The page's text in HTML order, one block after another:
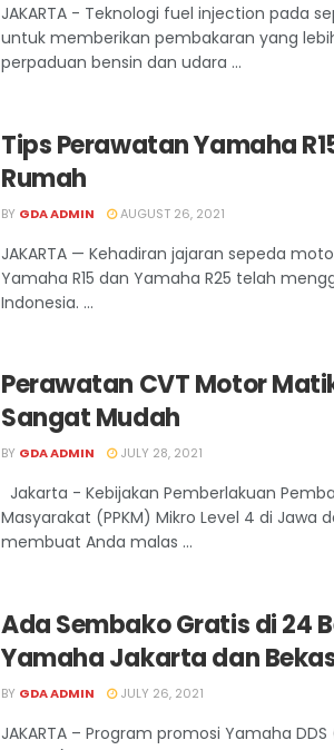
JAKARTA - Teknologi fuel injection pada
untuk memberikan pembakaran yang
perpaduan bensin dan udara ...
Tips Perawatan Yamaha
Rumah
BY GDA ADMIN AUGUST 26, 2021
JAKARTA — Kehadiran jajaran sepeda
Yamaha R15 dan Yamaha R25 telah
Indonesia. ...
Perawatan CVT Motor
Sangat Mudah
BY GDA ADMIN JULY 28, 2021
Jakarta - Kebijakan Pemberlakuan
Masyarakat (PPKM) Mikro Level 4 di Jawa
membuat Anda malas ...
Ada Sembako Gratis di 24
Yamaha Jakarta dan
BY GDA ADMIN JULY 26, 2021
JAKARTA – Program promosi Yamaha